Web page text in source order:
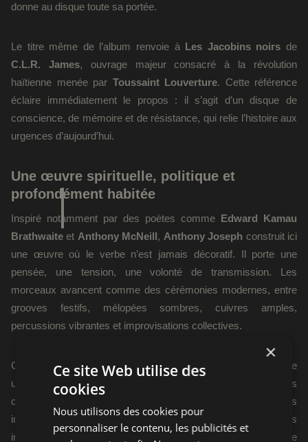
donne au disque toute sa portée.
Le titre même de l’album renvoie à Les Jacobins noirs de
C.L.R. James, ouvrage majeur consacré à la révolution
haïtienne menée par Toussaint Louverture. Cette référence
éclaire immédiatement le propos : il s’agit d’un disque de
conscience, de mémoire et de résistance, qui relie l’histoire aux
urgences d’aujourd’hui.
Une œuvre spirituelle, politique et
profondément habitée
Inspiré notamment par des poètes comme Edward Kamau
Brathwaite et Anthony McNeill, Anthony Joseph construit ici
une œuvre où le verbe n’est jamais décoratif. Il porte une
pensée, une tension, une volonté de transmission. Les
morceaux avancent comme des cérémonies modernes, entre
grooves festifs, mélopées sombres, cuivres amples,
percussions vibrantes et improvisations collectives.
Cette musique ne cherche pas seulement à séduire : elle ouvre
un espace de réflexion et d’introspection. Les légères
cymbales, les claviers enveloppants et les élans des cuivres
installent des climats mouvants, parfois méditatifs, parfois
incandescents, toujours traversés par une conscience politique
×
Ce site Web utilise des
cookies
Nous utilisons des cookies pour
personnaliser le contenu, les publicités et